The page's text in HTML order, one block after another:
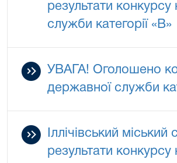
результати
служби категорії «В»
УВАГА! Оголошено
державної служби
Іллічівський
результати